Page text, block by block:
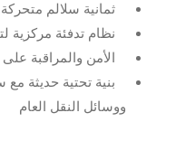
ثمانية سلالم
نظام تدفئة مركزية
الأمن والمراقبة
بنية تحتية حديثة
ووسائل النقل العام